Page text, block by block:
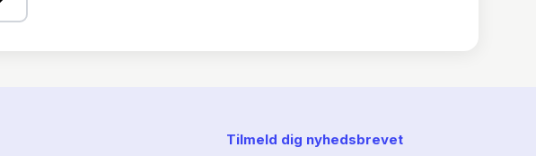
Tilmeld dig nyhedsbrevet